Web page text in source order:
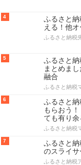
4
ふるさと
える！他
ふるさと納税
5
ふるさと
まとめま
融合
ふるさと納税
6
ふるさと
もらおう
ても有り
ふるさと納税
7
ふるさと
のスライ
ふるさと納税